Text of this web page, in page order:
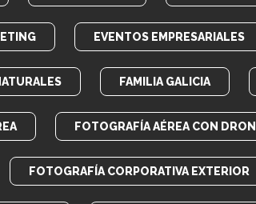
EVENTOS EMPRESARIALES
FAMILIA GALICIA
FOTOGRAFÍA AÉREA CON DRON
FOTOGRAFÍA CORPORATIVA EXTERIOR